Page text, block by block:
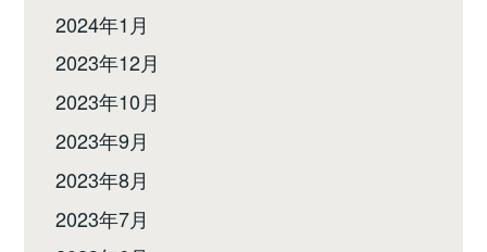
2024年1月
2023年12月
2023年10月
2023年9月
2023年8月
2023年7月